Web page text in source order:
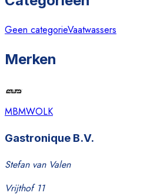
Geen categorieVaatwassers
Merken
MBMWOLK
Gastronique B.V.
Stefan van Valen
Vrijthof 11